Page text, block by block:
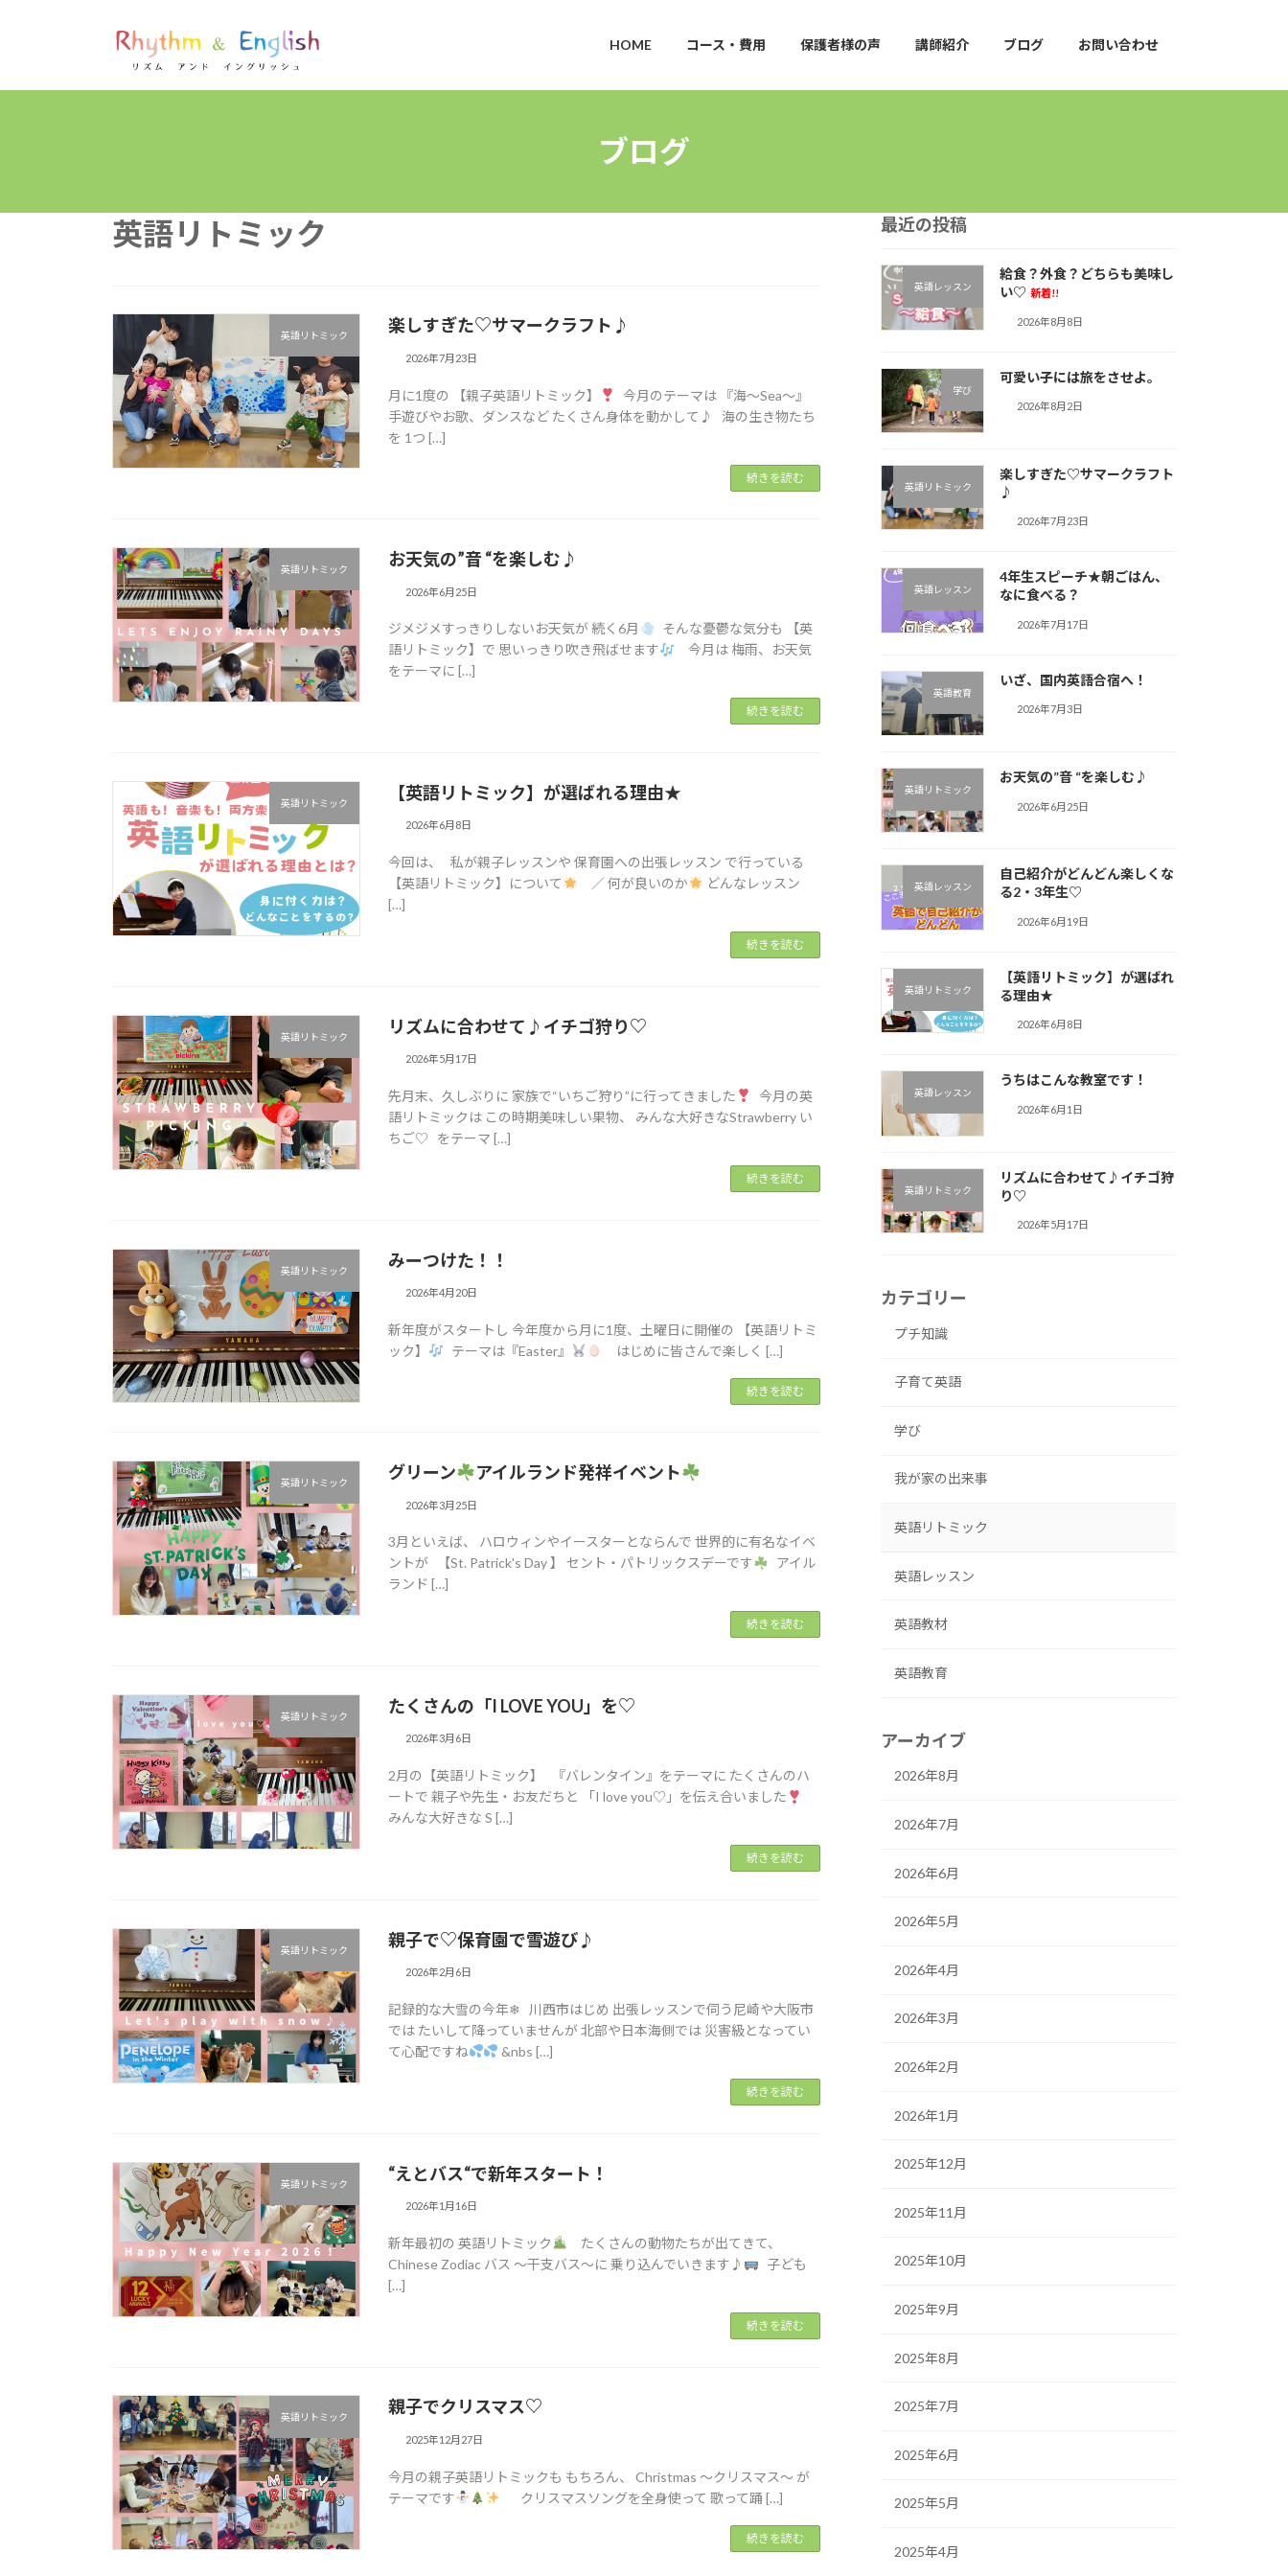
プ
動
HOME コース・費用 保護者様の声 講師紹介 ブログ お問い合わせ
ブログ
英語リトミック
英語リトミック 楽しすぎた♡サマークラフト♪︎
2026年7月23日
月に1度の 【親子英語リトミック】
今月のテーマは 『海～Sea～』
手遊びやお歌、ダンスなど たくさん身体を動かして♪︎ 海の生き物たち
を 1つ […]
続きを読む
英語リトミック お天気の”音 “を楽しむ♪︎
2026年6月25日
ジメジメすっきりしないお天気が 続く6月
そんな憂鬱な気分も 【英
語リトミック】で 思いっきり吹き飛ばせます
今月は 梅雨、お天気
をテーマに […]
続きを読む
英語リトミック 【英語リトミック】が選ばれる理由★
2026年6月8日
今回は、 私が親子レッスンや 保育園への出張レッスン で行っている
【英語リトミック】について
／ 何が良いのか
どんなレッスン
[…]
続きを読む
英語リトミック リズムに合わせて♪︎イチゴ狩り♡
2026年5月17日
先月末、久しぶりに 家族で“いちご狩り”に行ってきました
今月の英
語リトミックは この時期美味しい果物、 みんな大好きなStrawberry い
ちご♡ をテーマ […]
続きを読む
英語リトミック みーつけた！！
2026年4月20日
新年度がスタートし 今年度から月に1度、土曜日に開催の 【英語リトミ
ック】
テーマは『Easter』 はじめに皆さんで楽しく […]
続きを読む
英語リトミック グリーン アイルランド発祥イベント
2026年3月25日
3月といえば、 ハロウィンやイースターとならんで 世界的に有名なイベ
ントが 【St. Patrick's Day 】 セント・パトリックスデーです
アイル
ランド […]
続きを読む
英語リトミック たくさんの「I LOVE YOU」を♡
2026年3月6日
2月の【英語リトミック】 『バレンタイン』をテーマに たくさんのハ
ートで 親子や先生・お友だちと 「I love you♡」を伝え合いました
みんな大好きな S […]
続きを読む
英語リトミック 親子で♡保育園で雪遊び♪︎
2026年2月6日
記録的な大雪の今年❄ 川西市はじめ 出張レッスンで伺う尼崎や大阪市
では たいして降っていませんが 北部や日本海側では 災害級となってい
て心配ですね
&nbs […]
続きを読む
英語リトミック “えとバス“で新年スタート！
2026年1月16日
新年最初の 英語リトミック
たくさんの動物たちが出てきて、
Chinese Zodiac バス ～干支バス～に 乗り込んでいきます♪︎
子ども
[…]
続きを読む
英語リトミック 親子でクリスマス♡
2025年12月27日
今月の親子英語リトミックも もちろん、 Christmas ～クリスマス～ が
テーマです
クリスマスソングを全身使って 歌って踊 […]
続きを読む
最近の投稿
英語レッスン
給食？外食？どちらも美味し
い♡ 新着!!
2026年8月8日
学び
可愛い子には旅をさせよ。
2026年8月2日
英語リトミック
楽しすぎた♡サマークラフト
♪︎
2026年7月23日
英語レッスン
4年生スピーチ★朝ごはん、
なに食べる？
2026年7月17日
英語教育
いざ、国内英語合宿へ！
2026年7月3日
英語リトミック
お天気の”音 “を楽しむ♪︎
2026年6月25日
英語レッスン
自己紹介がどんどん楽しくな
る2・3年生♡
2026年6月19日
英語リトミック
【英語リトミック】が選ばれ
る理由★
2026年6月8日
英語レッスン
うちはこんな教室です！
2026年6月1日
英語リトミック
リズムに合わせて♪︎イチゴ狩
り♡
2026年5月17日
カテゴリー
プチ知識
子育て英語
学び
我が家の出来事
英語リトミック
英語レッスン
英語教材
英語教育
アーカイブ
2026年8月
2026年7月
2026年6月
2026年5月
2026年4月
2026年3月
2026年2月
2026年1月
2025年12月
2025年11月
2025年10月
2025年9月
2025年8月
2025年7月
2025年6月
2025年5月
2025年4月